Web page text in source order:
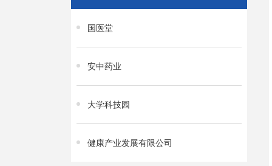
国医堂
安中药业
大学科技园
健康产业发展有限公司